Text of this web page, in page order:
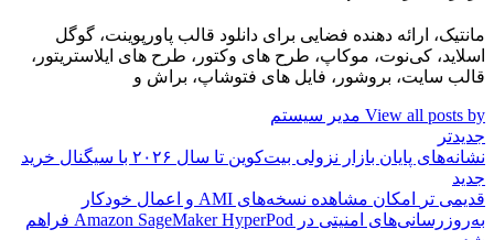
مانتیک، ارائه دهنده فضایی برای دانلود قالب پاورپوینت، گوگل
اسلاید، کی‌نوت، موکاپ، طرح های وکتور، طرح های ایلاستریتور،
قالب سایت، بروشور، فایل های فتوشاپ، براش و
View all posts by مدیر سیستم
جدیدتر
نشانه‌های پایان بازار نزولی بیت‌کوین تا سال ۲۰۲۶ با سیگنال خرید
جدید
قدیمی تر
امکان مشاهده نسخه‌های AMI و اعمال خودکار
به‌روزرسانی‌های امنیتی در Amazon SageMaker HyperPod فراهم